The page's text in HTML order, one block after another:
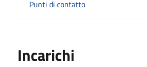
Punti di contatto
Incarichi